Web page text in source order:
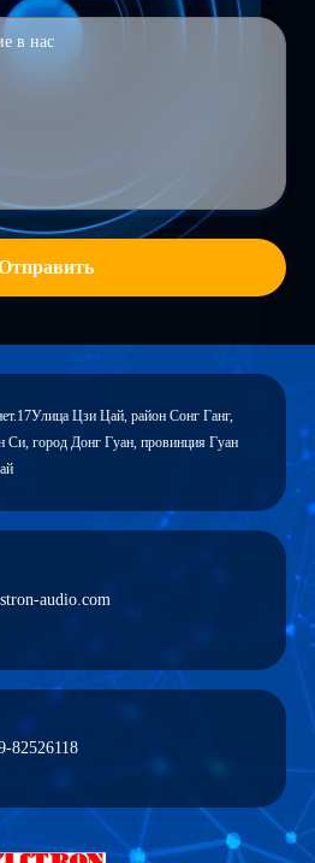
Цзи Цай, район Сонг Ганг,
Си, город Донг Гуан, провинция Гуан
audio.com
82526118